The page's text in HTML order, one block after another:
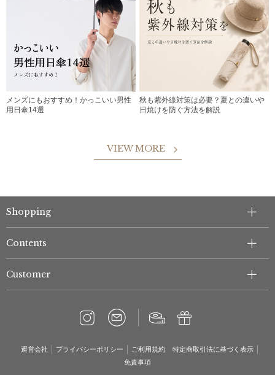
メンズにもおすすめ！かっこいい男性
用日傘14選
秋も紫外線対策は必要？夏との違いや
日焼けを防ぐ方法を解説
VIEW MORE
Shopping
Contents
Customer
運営会社 プライバシーポリシー ご利用規約
特定商取引法に基づく表示
免責事項